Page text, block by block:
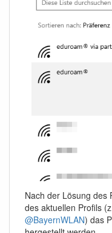
Nach der Lösung des
des aktuellen Profils
@BayernWLAN) das